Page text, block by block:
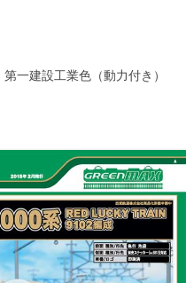
建設工業色（動力付き）